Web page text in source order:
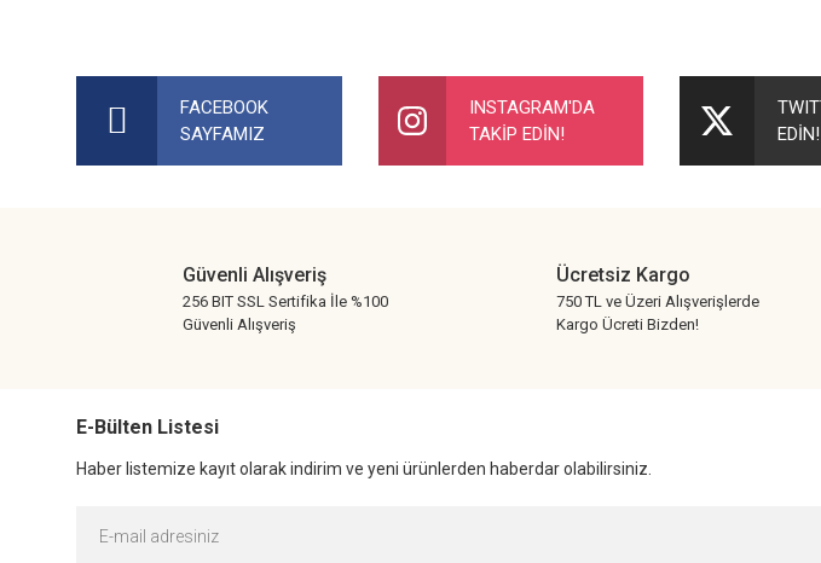
Bu ürüne ilk
Bu ürüne benzer farklı alternatifler olmalı.
FACEBOOK
SAYFAMIZ
INSTAGRAM'DA
TAKİP EDİN!
EDİN!
Güvenli Alışveriş
256 BIT SSL Sertifika İle %100
Güvenli Alışveriş
Ücretsiz Kargo
750 TL ve Üzeri Alışverişlerde
Kargo Ücreti Bizden!
E-Bülten Listesi
Haber listemize kayıt olarak indirim ve yeni ürünlerden haberdar olabilirsiniz.